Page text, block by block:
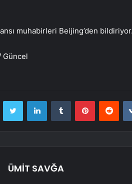
muhabirleri Beijing’den
Güncel
Twitter LinkedInTumblr Pinterest
ÜMİT SAVĞA